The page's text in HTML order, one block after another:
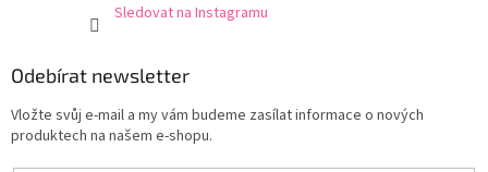
Sledovat na Instagramu
Odebírat newsletter
Vložte svůj e-mail a my vám budeme zasílat informace o nových
produktech na našem e-shopu.